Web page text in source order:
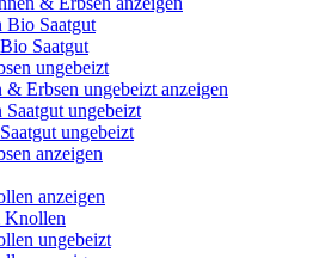
Bio Saatgut
Saatgut
ungebeizt
& Erbsen ungebeizt anzeigen
Saatgut ungebeizt
ungebeizt
anzeigen
anzeigen
ungebeizt